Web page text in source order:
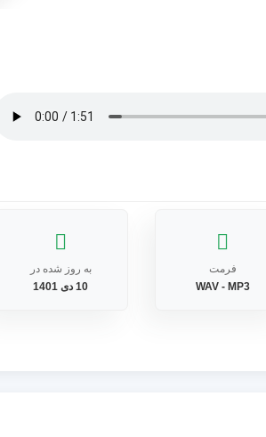
فرمت
WAV - MP3
به روز شده در
10 دی 1401